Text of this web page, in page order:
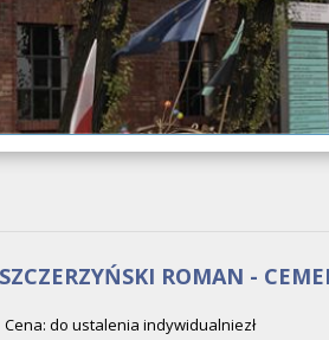
SZCZERZYŃSKI ROMAN -
Cena: do ustalenia indywidualniezł